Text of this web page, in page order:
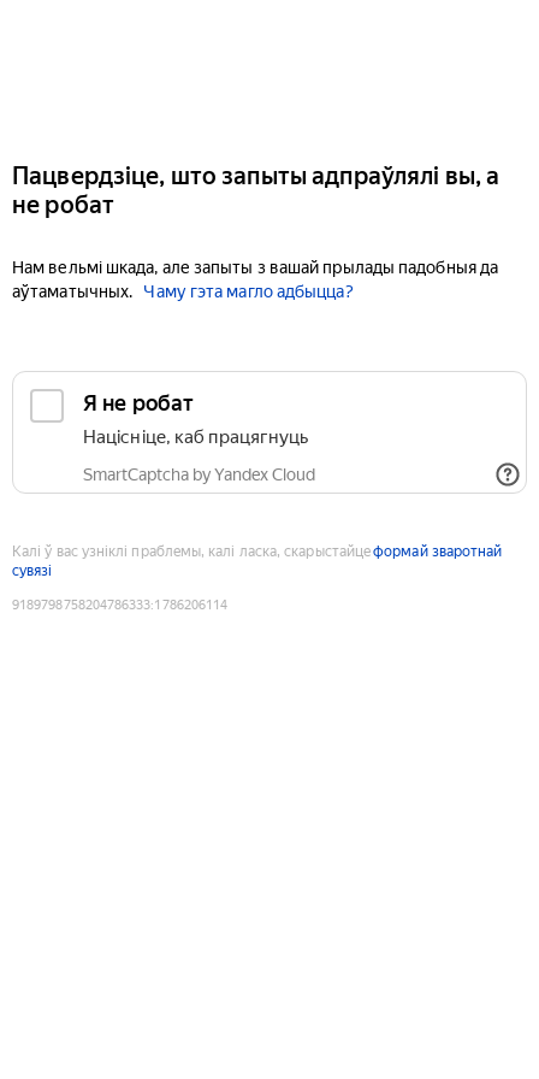
Пацвердзіце, што запыты адпраўлялі вы, а
не робат
Нам вельмі шкада, але запыты з вашай прылады падобныя да
аўтаматычных.
Чаму гэта магло адбыцца?
Я не робат
Націсніце, каб працягнуць
SmartCaptcha by Yandex Cloud
Калі ў вас узніклі праблемы, калі ласка, скарыстайцеформай зваротнай
сувязі
9189798758204786333:1786206114